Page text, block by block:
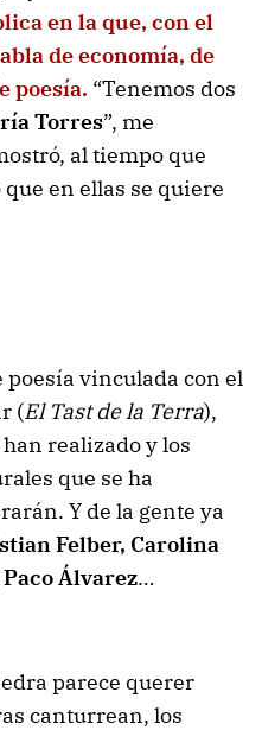
en la que, con el
de economía, de
poesía. “Tenemos dos
Torres”, me
al tiempo que
en ellas se quiere
poesía vinculada con el
(El Tast de la Terra),
realizado y los
que se ha
Y de la gente ya
Felber, Carolina
Álvarez…
parece querer
canturrean, los